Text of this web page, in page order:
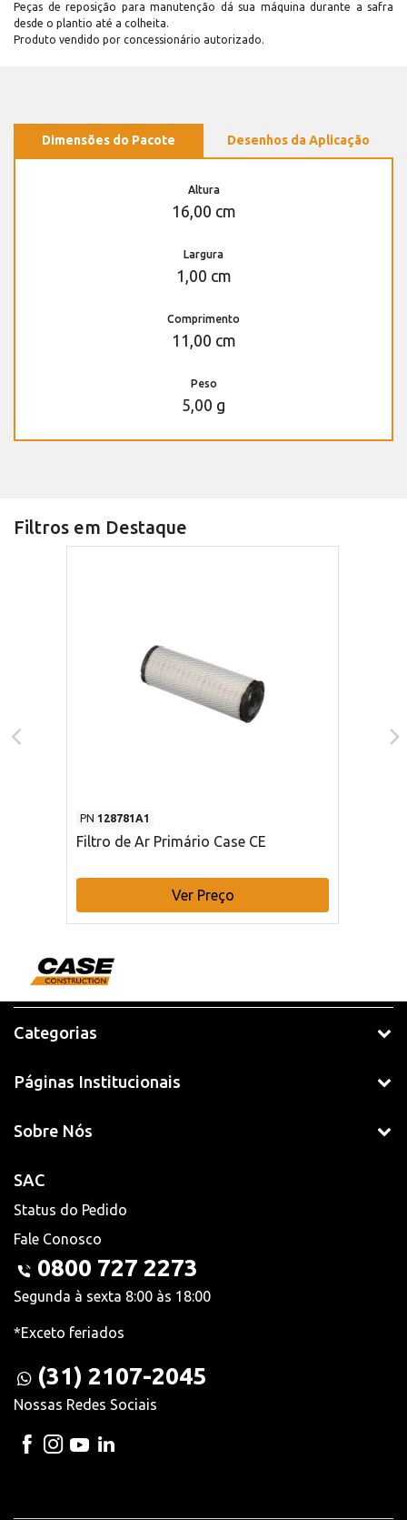
Peças de reposição para manutenção dá sua máquina durante a safra
desde o plantio até a colheita.
Produto vendido por concessionário autorizado.
Dimensões do Pacote Desenhos da Aplicação
Altura
16,00 cm
Largura
1,00 cm
Comprimento
11,00 cm
Peso
5,00 g
Filtros em Destaque
PN 128781A1
Filtro de Ar Primário Case CE
Ver Preço
Categorias
Páginas Institucionais
Sobre Nós
SAC
Status do Pedido
Fale Conosco
0800 727 2273
Segunda à sexta 8:00 às 18:00
*Exceto feriados
(31) 2107-2045
Nossas Redes Sociais